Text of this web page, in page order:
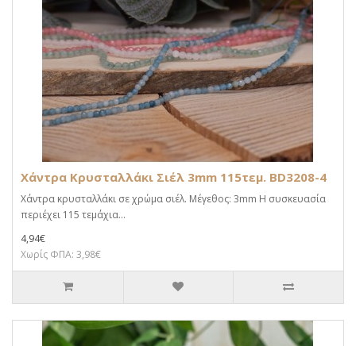
Χάντρα Κρυσταλλάκι Σιέλ 3mm 115τεμ. BD3208-4
Χάντρα κρυσταλλάκι σε χρώμα σιέλ. Μέγεθος: 3mm Η συσκευασία
περιέχει 115 τεμάχια...
4,94€
Χωρίς ΦΠΑ: 3,98€